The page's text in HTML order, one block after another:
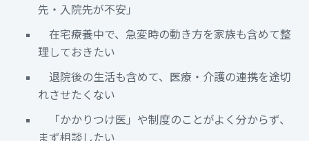
先・入院先が不安」
在宅療養中で、急変時の動き方を家族も含めて整
理しておきたい
退院後の生活も含めて、医療・介護の連携を途切
れさせたくない
「かかりつけ医」や制度のことがよく分からず、
まず相談したい